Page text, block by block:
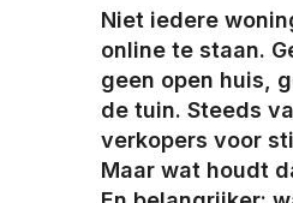
Niet iedere
online te staan.
geen open huis,
de tuin. Steeds
verkopers voor
Maar wat houdt